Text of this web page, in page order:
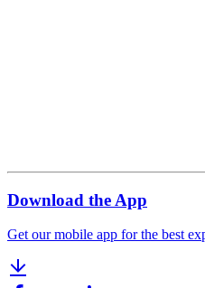
Download the App
Get our mobile app for the best